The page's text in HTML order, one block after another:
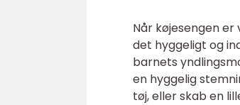
Når køjesengen
det hyggeligt og
barnets
en hyggelig
tøj, eller skab en